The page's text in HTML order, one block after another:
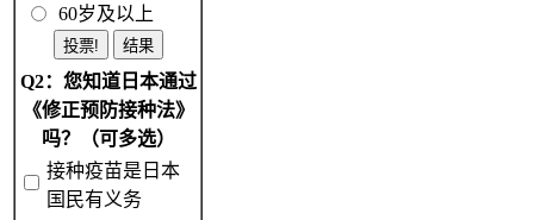
60岁及以上
Q2：您知道日本通过
《修正预防接种法》
吗？（可多选）
接种疫苗是日本
国民有义务